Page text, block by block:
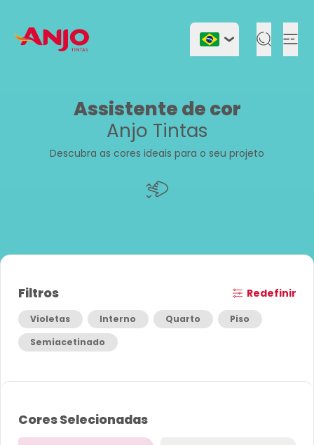
Assistente de cor
Anjo Tintas
Descubra as cores ideais para o seu projeto
Filtros Redefinir
Violetas Interno Quarto
Piso
Semiacetinado
Cores Selecionadas